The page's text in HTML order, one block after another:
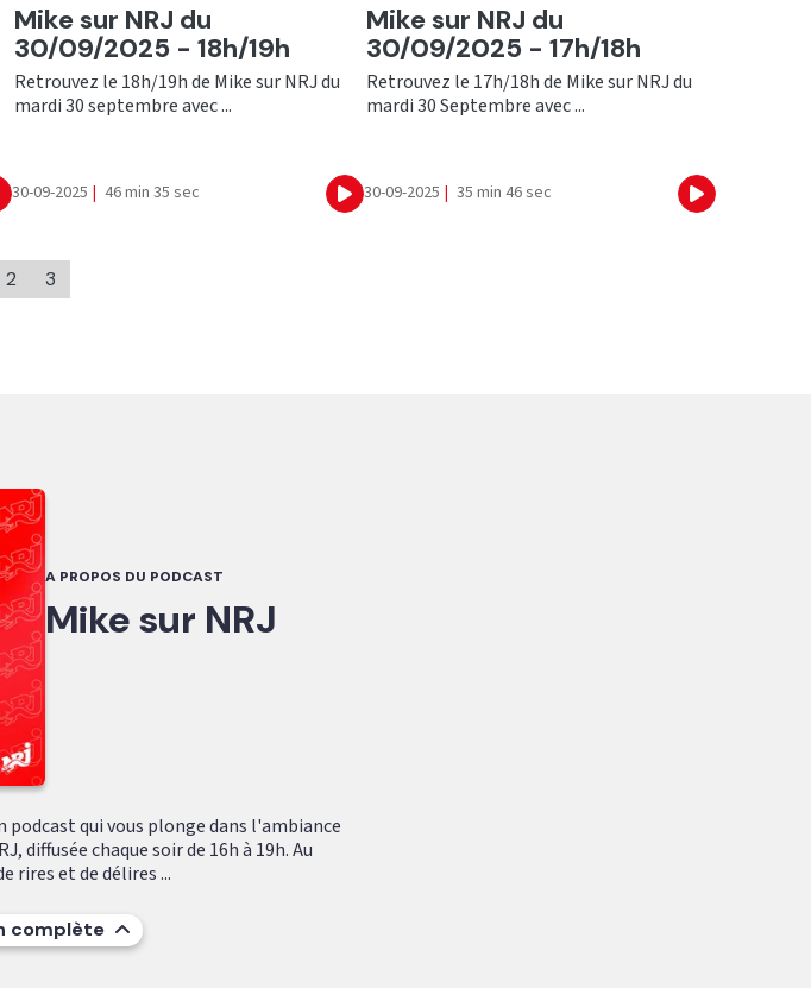
Ecouter
Mike sur NRJ du
30/09/2025 - 18h/19h
Retrouvez le 18h/19h de Mike sur NRJ du
mardi 30 septembre avec ...
30-09-2025 | 46 min 35 sec Ecouter
Ecouter
Mike sur NRJ du
30/09/2025 - 17h/18h
Retrouvez le 17h/18h de Mike sur NRJ du
mardi 30 Septembre avec ...
30-09-2025 | 35 min 46 sec Ecouter
2 3
A PROPOS DU PODCAST
Mike sur NRJ
podcast qui vous plonge dans l'ambiance
diffusée chaque soir de 16h à 19h. Au
rires et de délires ...
complète